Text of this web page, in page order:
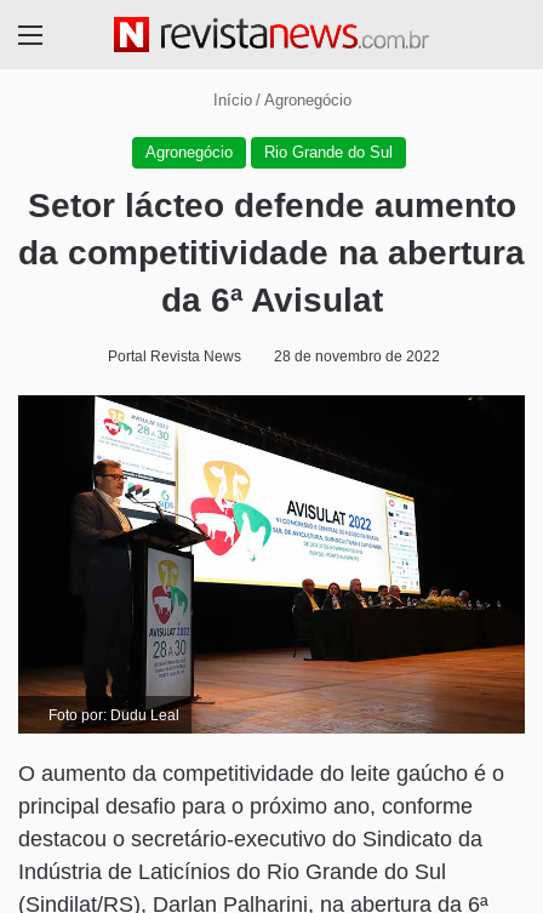
Início / Agronegócio
Agronegócio Rio Grande do Sul
Setor lácteo defende aumento
da competitividade na abertura
da 6ª Avisulat
Portal Revista News 28 de novembro de 2022
Foto por: Dudu Leal
O aumento da competitividade do leite gaúcho é o
principal desafio para o próximo ano, conforme
destacou o secretário-executivo do Sindicato da
Indústria de Laticínios do Rio Grande do Sul
(Sindilat/RS), Darlan Palharini, na abertura da 6ª